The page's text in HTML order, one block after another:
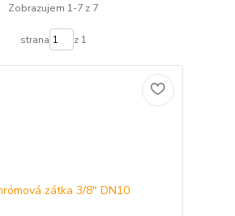
Zobrazujem 1-7 z 7
strana z 1